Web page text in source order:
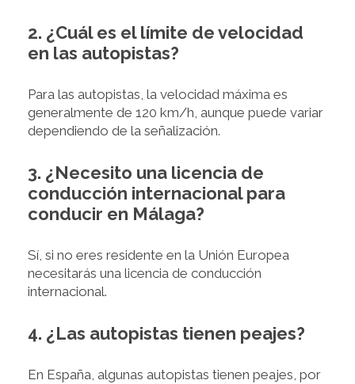
2. ¿Cuál es el límite de velocidad
en las autopistas?
Para las autopistas, la velocidad máxima es
generalmente de 120 km/h, aunque puede variar
dependiendo de la señalización.
3. ¿Necesito una licencia de
conducción internacional para
conducir en Málaga?
Sí, si no eres residente en la Unión Europea
necesitarás una licencia de conducción
internacional.
4. ¿Las autopistas tienen peajes?
En España, algunas autopistas tienen peajes, por